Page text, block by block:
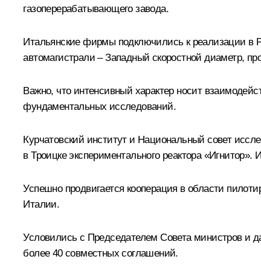
газоперерабатывающего завода.
Итальянские фирмы подключились к реализации в
автомагистрали – Западный скоростной диаметр,
Важно, что интенсивный характер носит
фундаментальных исследований.
Курчатовский институт и Национальный совет
в Троицке экспериментального реактора
Успешно продвигается кооперация в области
Италии.
Условились с Председателем Совета министров и
более 40 совместных соглашений.